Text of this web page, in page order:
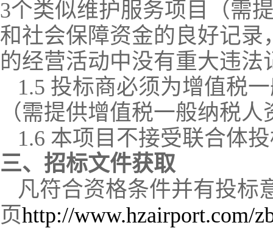
3个类似维护服务项目（需
和社会保障资金的良好记
的经营活动中没有重大违
1.5 投标商必须为增值税
（需提供增值税一般纳税
1.6 本项目不接受联合体
三、招标文件获取
凡符合资格条件并有投标
页http://www.hzairport.com/